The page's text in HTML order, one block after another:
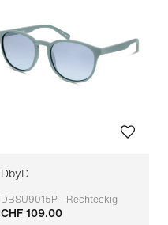
DbyD
DBSU9015P - Rechteckig
Anpassbar
CHF 109.00